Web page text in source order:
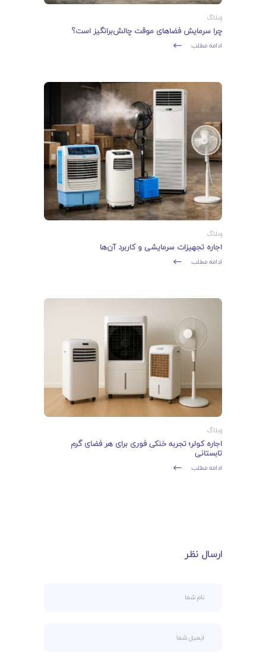
وبلاگ
چرا سرمایش فضاهای موقت چالش‌برانگیز است؟
ادامه مطلب
وبلاگ
اجاره تجهیزات سرمایشی و کاربرد آن‌ها
ادامه مطلب
وبلاگ
اجاره کولر؛ تجربه خنکی فوری برای هر فضای گرم
تابستانی
ادامه مطلب
ارسال نظر